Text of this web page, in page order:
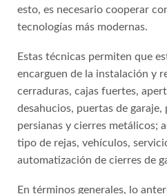
esto, es necesario cooperar
tecnologías más modernas.
Estas técnicas permiten que
encarguen de la instalación y
cerraduras, cajas fuertes,
desahucios, puertas de garaje,
persianas y cierres metálicos;
tipo de rejas, vehículos,
automatización de cierres de
En términos generales, lo